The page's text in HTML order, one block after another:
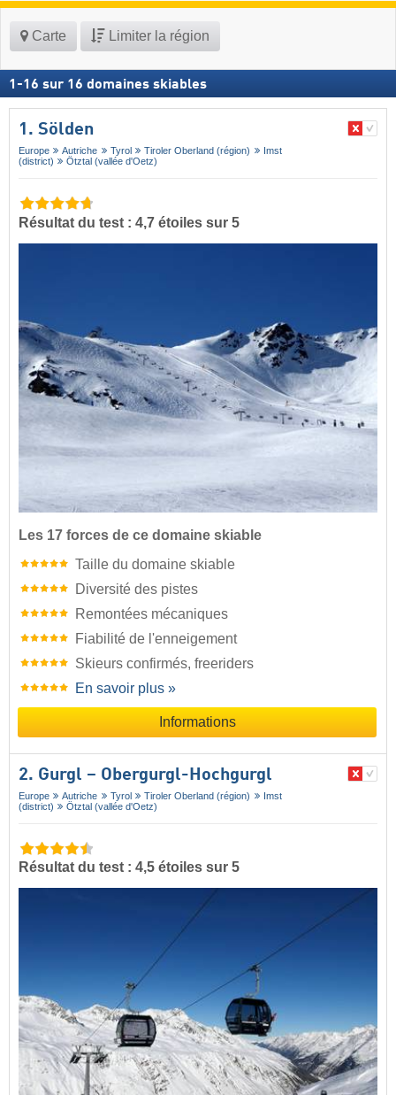
Carte Limiter la région
1 -16 sur 16 domaines skiables
1. Sölden
Europe Autriche Tyrol Tiroler Oberland (région)
Imst
(district)
Ötztal (vallée d'Oetz)
Résultat du test : 4,7 étoiles sur 5
Les 17 forces de ce domaine skiable
Taille du domaine skiable
Diversité des pistes
Remontées mécaniques
Fiabilité de l'enneigement
Skieurs confirmés, freeriders
En savoir plus »
Informations
2. Gurgl – Obergurgl-Hochgurgl
Europe Autriche Tyrol Tiroler Oberland (région)
Imst
(district)
Ötztal (vallée d'Oetz)
Résultat du test : 4,5 étoiles sur 5